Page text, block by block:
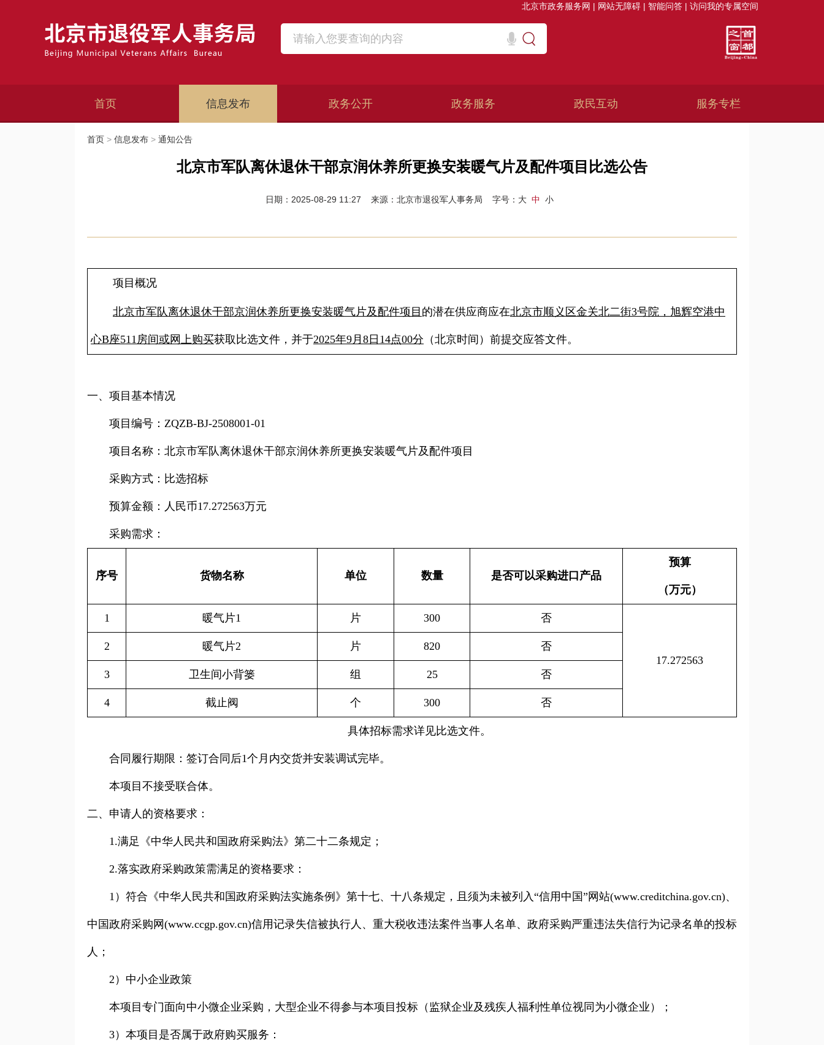
北京市政务服务网 | 网站无障碍 | 智能问答 | 访问我的专属空间
首页 信息发布 政务公开 政务服务 政民互动 服务专栏
首页 > 信息发布 > 通知公告
北京市军队离休退休干部京润休养所更换安装暖气片及配件项目比选公告
日期：2025-08-29 11:27 来源：北京市退役军人事务局 字号： 大 中 小
项目概况
北京市军队离休退休干部京润休养所更换安装暖气片及配件项目 的潜在供应商应在北京市顺义区金关北二街3号院，旭辉空港中
心B座511房间或网上购买获取比选文件，并于2025年9月8日14点00分 （北京时间）前提交应答文件。
一、项目基本情况
项目编号：ZQZB-BJ-2508001-01
项目名称：北京市军队离休退休干部京润休养所更换安装暖气片及配件项目
采购方式：比选招标
预算金额：人民币17.272563万元
采购需求：
序号 货物名称 单位 数量 是否可以采购进口产品
预算
（万元）
1 暖气片1 片 300 否
17.272563
2 暖气片2 片 820 否
3 卫生间小背篓 组 25 否
4 截止阀 个 300 否
具体招标需求详见比选文件。
合同履行期限：签订合同后1个月内交货并安装调试完毕。
本项目不接受联合体。
二、申请人的资格要求：
1.满足《中华人民共和国政府采购法》第二十二条规定；
2.落实政府采购政策需满足的资格要求：
1 ）符合《中华人民共和国政府采购法实施条例》第十七、十八条规定，且须为未被列入“信用中国”网站(www.creditchina.gov.cn)、
中国政府采购网(www.ccgp.gov.cn)信用记录失信被执行人、重大税收违法案件当事人名单、政府采购严重违法失信行为记录名单的投标
人；
2 ）中小企业政策
本项目专门面向中小微企业采购，大型企业不得参与本项目投标（监狱企业及残疾人福利性单位视同为小微企业）；
3）本项目是否属于政府购买服务：